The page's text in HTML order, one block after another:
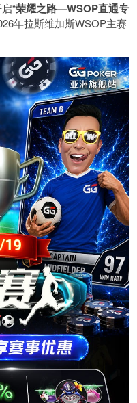
“荣耀之路—WSOP直通专
年拉斯维加斯WSOP主赛